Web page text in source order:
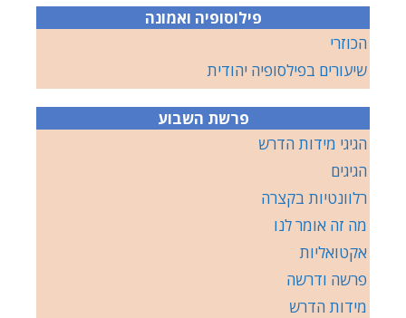
פילוסופיה ואמונה
הכוזרי
שיעורים בפילסופיה יהודית
פרשת השבוע
הגיגי מידות הדרש
הגיגים
רלוונטיות בקצרה
מה זה אומר לנו
אקטואליות
פרשה ודרשה
מידות הדרש